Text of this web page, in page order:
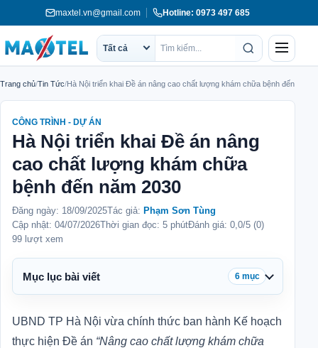
tới
nội
maxtel.vn@gmail.com Hotline: 0973 497 685
Phạm
Tất cả
Tìm
Menu
Trang chủ/Tin Tức/Hà Nội triển khai Đề án nâng cao chất lượng khám chữa bệnh đến năm
CÔNG TRÌNH - DỰ ÁN
Hà Nội triển khai Đề án nâng
cao chất lượng khám chữa
bệnh đến năm 2030
Đăng ngày: 18/09/2025Tác giả: Phạm Sơn Tùng
Cập nhật: 04/07/2026Thời gian đọc: 5 phútĐánh giá: 0,0/5 (0)
99 lượt xem
Mục lục bài viết 6 mục
UBND TP Hà Nội vừa chính thức ban hành Kế hoạch
thực hiện Đề án “Nâng cao chất lượng khám chữa